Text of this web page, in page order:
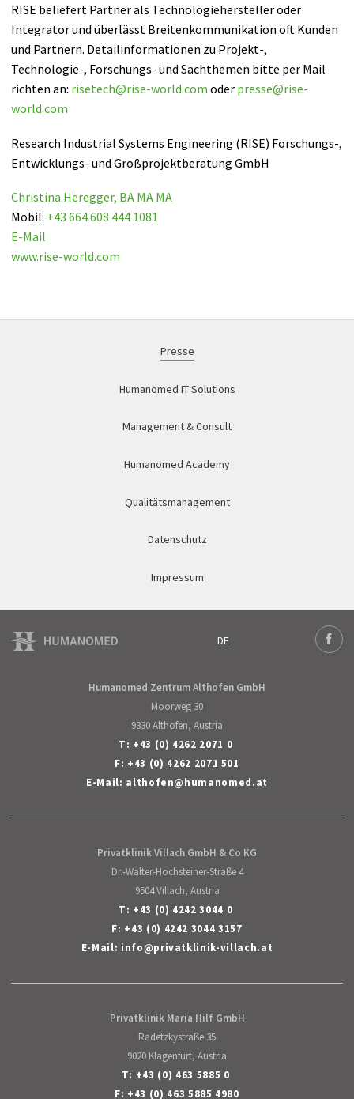
RISE beliefert Partner als Technologiehersteller oder
Integrator und überlässt Breitenkommunikation oft Kunden
und Partnern. Detailinformationen zu Projekt-,
Technologie-, Forschungs- und Sachthemen bitte per Mail
richten an: risetech@rise-world.com oder presse@rise-
world.com
Research Industrial Systems Engineering (RISE) Forschungs-,
Entwicklungs- und Großprojektberatung GmbH
Christina Heregger, BA MA MA
Mobil: +43 664 608 444 1081
E-Mail
www.rise-world.com
Presse
Humanomed IT Solutions
Management & Consult
Humanomed Academy
Qualitätsmanagement
Datenschutz
Impressum
DE
Deutsch
Humanomed Zentrum Althofen GmbH
Moorweg 30
9330 Althofen, Austria
T: +43 (0) 4262 2071 0
F: +43 (0) 4262 2071 501
E-Mail: althofen@humanomed.at
Privatklinik Villach GmbH & Co KG
Dr.-Walter-Hochsteiner-Straße 4
9504 Villach, Austria
T: +43 (0) 4242 3044 0
F: +43 (0) 4242 3044 3157
E-Mail: info@privatklinik-villach.at
Privatklinik Maria Hilf GmbH
Radetzkystraße 35
9020 Klagenfurt, Austria
T: +43 (0) 463 5885 0
F: +43 (0) 463 5885 4980